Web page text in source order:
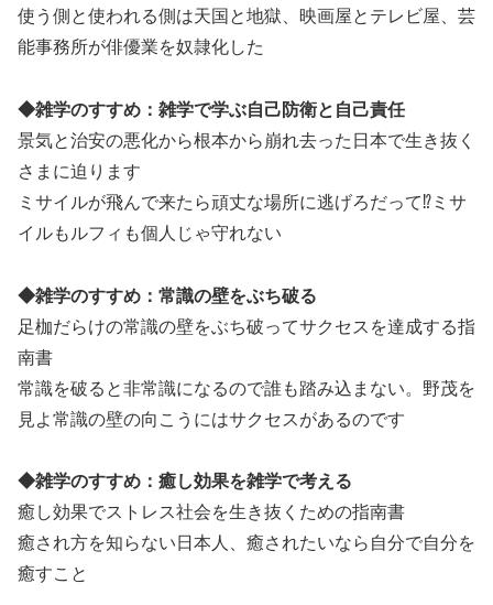
使う側と使われる側は天国と地獄、映画屋とテレビ屋、芸
能事務所が俳優業を奴隷化した
◆雑学のすすめ：雑学で学ぶ自己防衛と自己責任
景気と治安の悪化から根本から崩れ去った日本で生き抜く
さまに迫ります
ミサイルが飛んで来たら頑丈な場所に逃げろだって⁉ミサ
イルもルフィも個人じゃ守れない
◆雑学のすすめ：常識の壁をぶち破る
足枷だらけの常識の壁をぶち破ってサクセスを達成する指
南書
常識を破ると非常識になるので誰も踏み込まない。野茂を
見よ常識の壁の向こうにはサクセスがあるのです
◆雑学のすすめ：癒し効果を雑学で考える
癒し効果でストレス社会を生き抜くための指南書
癒され方を知らない日本人、癒されたいなら自分で自分を
癒すこと